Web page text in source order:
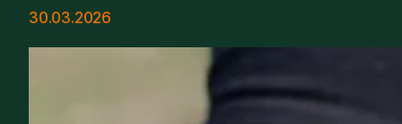
30.03.2026